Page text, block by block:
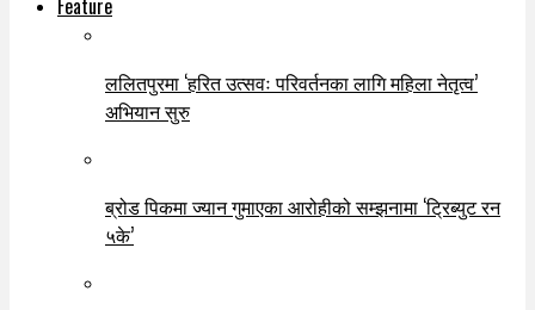
Feature
ललितपुरमा ‘हरित उत्सवः परिवर्तनका लागि महिला नेतृत्व’
अभियान सुरु
ब्रोड पिकमा ज्यान गुमाएका आरोहीको सम्झनामा ‘ट्रिब्युट रन
५के’